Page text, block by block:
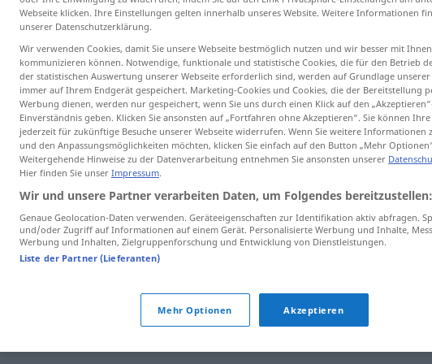
Tracheotomie;Tracheotomien [-ən] >
antippen)
Luftröhrenschnitt
Webseite klicken. Ihre Einstellungen gelten innerhalb unseres Website. Weitere Informationen
unserer Datenschutzerklärung.
Wir verwenden Cookies, damit Sie unsere Webseite bestmöglich nutzen und wir besser mit Ihnen
kommunizieren können. Notwendige, funktionale und statistische Cookies, die für den Betrieb
der statistischen Auswertung unserer Webseite erforderlich sind, werden auf Grundlage
immer auf Ihrem Endgerät gespeichert. Marketing-Cookies und Cookies, die der Bereitstellung
Werbung dienen, werden nur gespeichert, wenn Sie uns durch einen Klick auf den
Einverständnis geben. Klicken Sie ansonsten auf „Fortfahren ohne Akzeptieren“. Sie können
jederzeit für zukünftige Besuche unserer Webseite widerrufen. Wenn Sie weitere Informationen
und den Anpassungsmöglichkeiten möchten, klicken Sie einfach auf den Button „Mehr
Weitergehende Hinweise zu der Datenverarbeitung entnehmen Sie ansonsten unserer
Hier finden Sie unser Impressum.
Wir und unsere Partner verarbeiten Daten, um Folgendes bereitzustellen:
Genaue Geolocation-Daten verwenden. Geräteeigenschaften zur Identifikation aktiv abfragen.
und/oder Zugriff auf Informationen auf einem Gerät. Personalisierte Werbung und Inhalte,
Werbung und Inhalten, Zielgruppenforschung und Entwicklung von Dienstleistungen.
Liste der Partner (Lieferanten)
Mehr Optionen Akzeptieren